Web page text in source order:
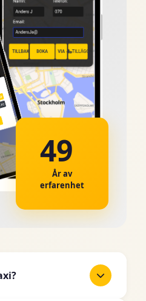
49
År av
erfarenhet